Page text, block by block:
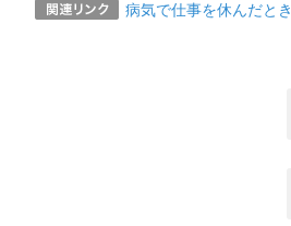
病気で仕事を休んだとき